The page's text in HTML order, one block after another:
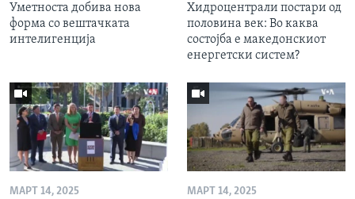
Уметноста добива нова
форма со вештачката
интелигенција
Хидроцентрали постари од
половина век: Во каква
состојба е македонскиот
енергетски систем?
МАРТ 14, 2025 МАРТ 14, 2025